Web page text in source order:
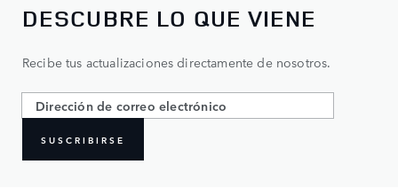
DESCUBRE LO QUE VIENE
Recibe tus actualizaciones directamente de nosotros.
SUSCRIBIRSE